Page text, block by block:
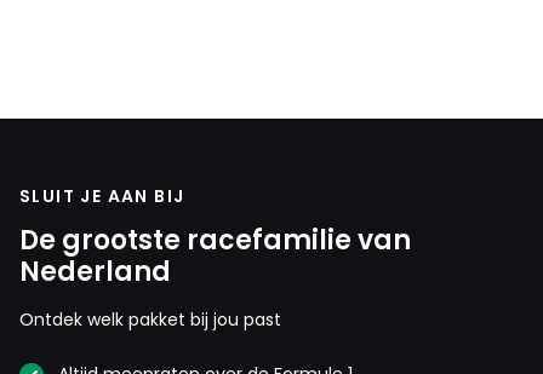
SLUIT JE AAN BIJ
De grootste racefamilie van
Nederland
Ontdek welk pakket bij jou past